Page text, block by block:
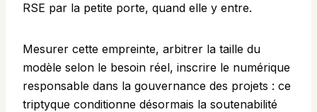
RSE par la petite porte, quand elle y entre.
Mesurer cette empreinte, arbitrer la taille du
modèle selon le besoin réel, inscrire le numérique
responsable dans la gouvernance des projets : ce
triptyque conditionne désormais la soutenabilité